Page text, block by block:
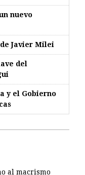
nuevo
Javier Milei
del
y el Gobierno
al macrismo